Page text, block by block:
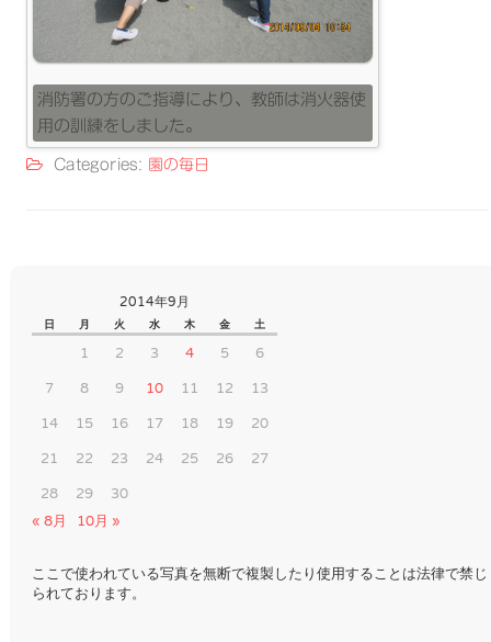
消防署の方のご指導により、教師は消火器使
用の訓練をしました。
Categories: 園の毎日
2014年9月
日 月 火 水 木 金 土
1 2 3 4 5
6
7
8 9 10 11 12
13
14
15 16 17 18 19
20
21
22 23 24 25 26
27
28
29
30
« 8月
10月 »
ここで使われている写真を無断で複製したり使用することは法律で禁じ
られております。